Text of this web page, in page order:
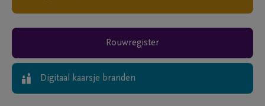
Rouwregister
Digitaal kaarsje branden